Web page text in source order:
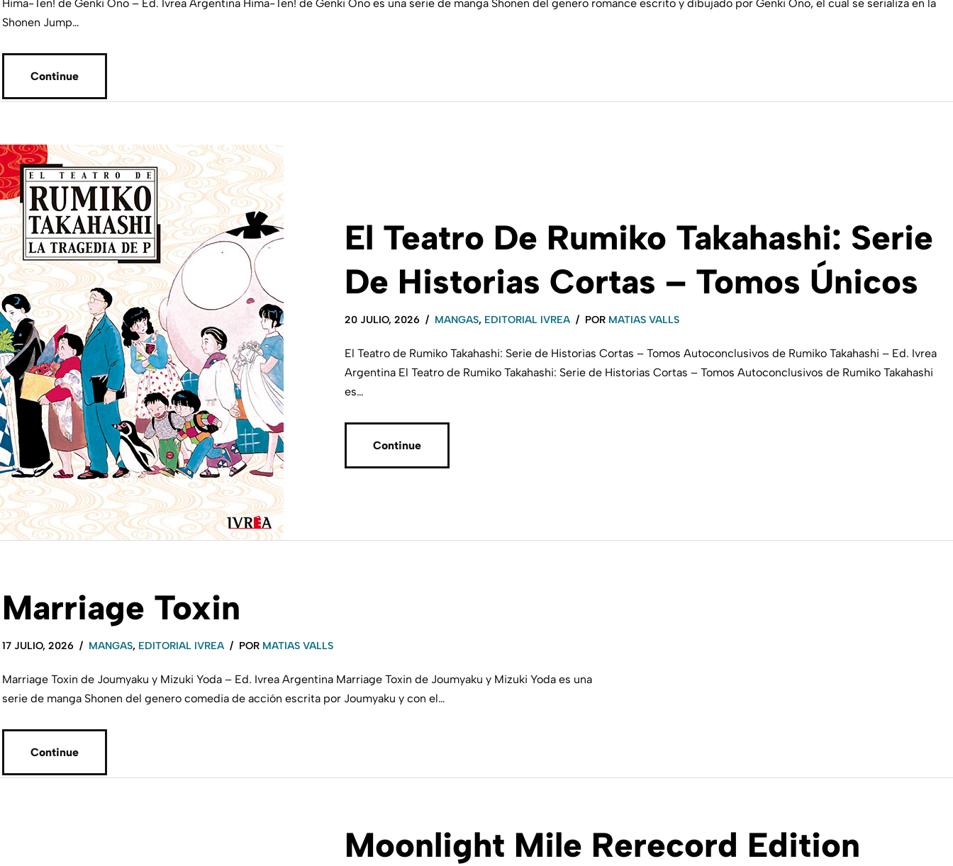
Hima-Ten! de Genki Ono – Ed. Ivrea Argentina Hima-Ten! de Genki Ono es una serie de manga Shonen del genero romance escrito y dibujado por Genki Ono, el cual se serializa en la
Shonen Jump…
Continue
El Teatro De Rumiko Takahashi: Serie
De Historias Cortas – Tomos Únicos
20 JULIO, 2026 MANGAS, EDITORIAL IVREA POR MATIAS VALLS
El Teatro de Rumiko Takahashi: Serie de Historias Cortas – Tomos Autoconclusivos de Rumiko Takahashi – Ed. Ivrea
Argentina El Teatro de Rumiko Takahashi: Serie de Historias Cortas – Tomos Autoconclusivos de Rumiko Takahashi
es…
Continue
Marriage Toxin
17 JULIO, 2026 MANGAS, EDITORIAL IVREA POR MATIAS VALLS
Marriage Toxin de Joumyaku y Mizuki Yoda – Ed. Ivrea Argentina Marriage Toxin de Joumyaku y Mizuki Yoda es una
serie de manga Shonen del genero comedia de acción escrita por Joumyaku y con el…
Continue
Moonlight Mile Rerecord Edition